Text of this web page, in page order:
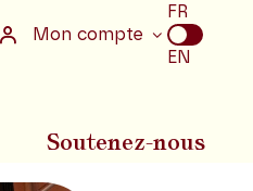
Mon compte
Choix
de
la
FR
EN
Soutenez-nous